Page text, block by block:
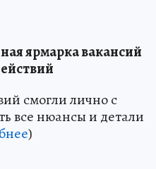
ярмарка вакансий
смогли лично с
все нюансы и детали
)